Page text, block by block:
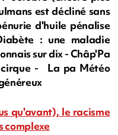
est décliné sans
d'huile pénalise
: une maladie
sur dix - Châp'Pa
- La pa Météo
qu'avant), le racisme
complexe